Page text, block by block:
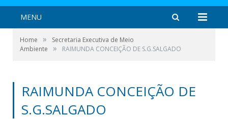
MENU
Home »
Secretaria Executiva de Meio
Ambiente
» RAIMUNDA CONCEIÇÃO DE S.G.SALGADO
RAIMUNDA CONCEIÇÃO DE
S.G.SALGADO